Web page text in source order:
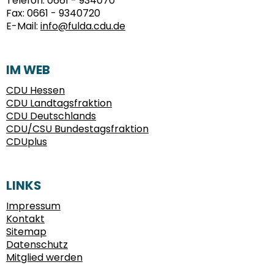
Fax: 0661 - 9340720
E-Mail: info@fulda.cdu.de
IM WEB
CDU Hessen
CDU Landtagsfraktion
CDU Deutschlands
CDU/CSU Bundestagsfraktion
CDUplus
LINKS
Impressum
Kontakt
Sitemap
Datenschutz
Mitglied werden